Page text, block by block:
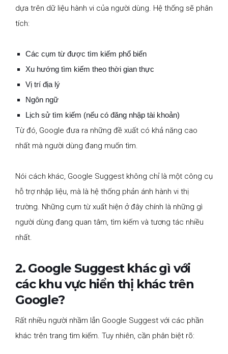
dựa trên dữ liệu hành vi của người dùng. Hệ thống sẽ phân
tích:
Các cụm từ được tìm kiếm phổ biến
Xu hướng tìm kiếm theo thời gian thực
Vị trí địa lý
Ngôn ngữ
Lịch sử tìm kiếm (nếu có đăng nhập tài khoản)
Từ đó, Google đưa ra những đề xuất có khả năng cao
nhất mà người dùng đang muốn tìm.
Nói cách khác, Google Suggest không chỉ là một công cụ
hỗ trợ nhập liệu, mà là hệ thống phản ánh hành vi thị
trường. Những cụm từ xuất hiện ở đây chính là những gì
người dùng đang quan tâm, tìm kiếm và tương tác nhiều
nhất.
2. Google Suggest khác gì với
các khu vực hiển thị khác trên
Google?
Rất nhiều người nhầm lẫn Google Suggest với các phần
khác trên trang tìm kiếm. Tuy nhiên, cần phân biệt rõ: